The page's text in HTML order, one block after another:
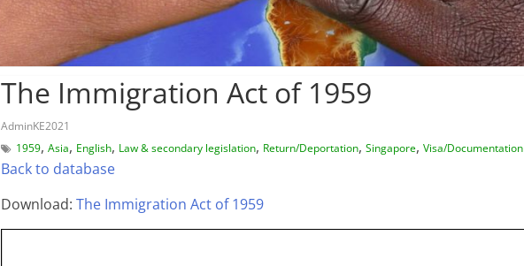
The Immigration Act of 1959
AdminKE2021
1959, Asia, English, Law & secondary legislation, Return/Deportation, Singapore, Visa/Documentation
Back to database
Download: The Immigration Act of 1959